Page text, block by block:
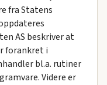
fra Statens
AS beskriver at
forankret i
bl.a. rutiner
Videre er